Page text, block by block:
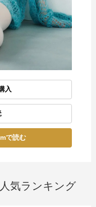
入
で読む
気ランキング